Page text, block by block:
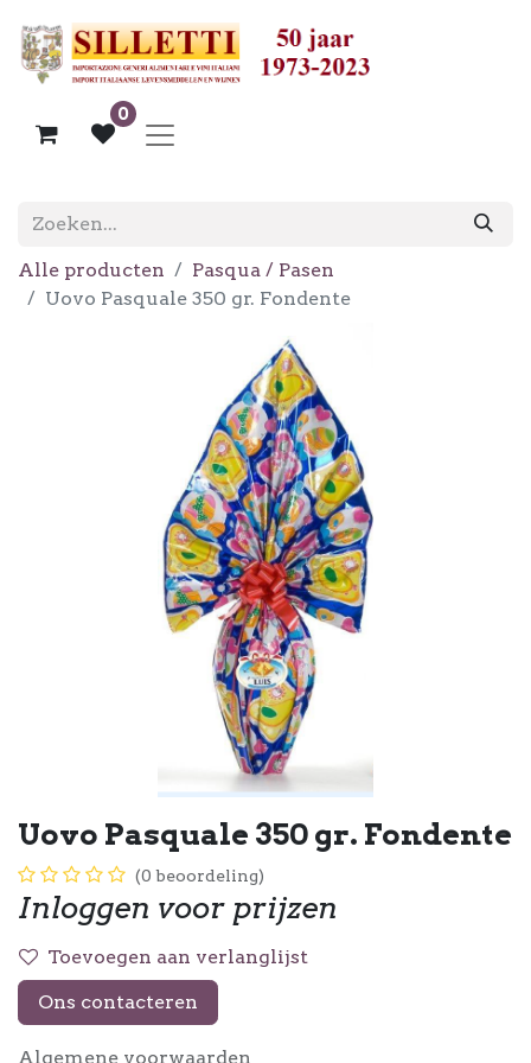
0
Alle producten
Pasqua / Pasen
Uovo Pasquale 350 gr. Fondente
Uovo Pasquale 350 gr. Fondente
(0 beoordeling)
Inloggen voor prijzen
Toevoegen aan verlanglijst
Ons contacteren
Algemene voorwaarden